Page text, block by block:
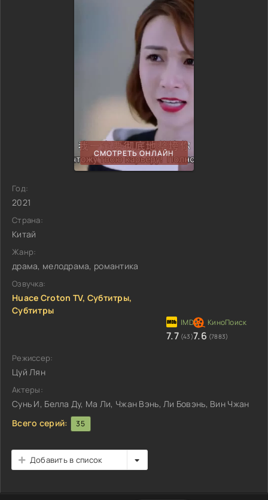
СМОТРЕТЬ ОНЛАЙН
Год:
2021
Страна:
Китай
Жанр:
драма, мелодрама, романтика
Озвучка:
Huace Croton TV, Субтитры,
Субтитры
7.7 (43)7.6 (7883)
Режиссер:
Цуй Лян
Актеры:
Сунь И, Белла Ду, Ма Ли, Чжан Вэнь, Ли Бовэнь, Вин Чжан
Всего серий:
35
Добавить в список